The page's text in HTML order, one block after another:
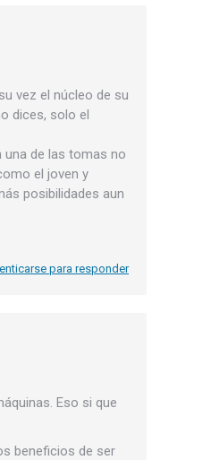
vez el núcleo de su
dices, solo el
una de las tomas no
el joven y
posibilidades aun
para responder
Eso si que
beneficios de ser